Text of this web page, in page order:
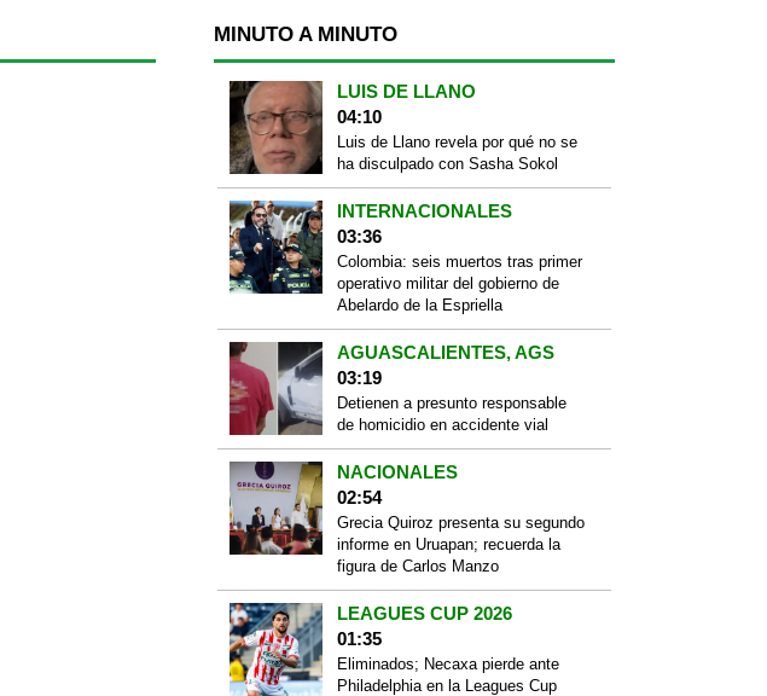
MINUTO A MINUTO
LUIS DE LLANO
04:10
Luis de Llano revela por qué no se
ha disculpado con Sasha Sokol
INTERNACIONALES
03:36
Colombia: seis muertos tras primer
operativo militar del gobierno de
Abelardo de la Espriella
AGUASCALIENTES, AGS
03:19
Detienen a presunto responsable
de homicidio en accidente vial
NACIONALES
02:54
Grecia Quiroz presenta su segundo
informe en Uruapan; recuerda la
figura de Carlos Manzo
LEAGUES CUP 2026
01:35
Eliminados; Necaxa pierde ante
Philadelphia en la Leagues Cup